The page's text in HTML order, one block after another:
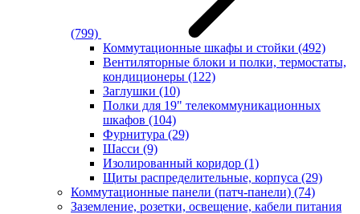
(799)
Коммутационные шкафы и стойки (492)
Вентиляторные блоки и полки, термостаты,
кондиционеры (122)
Заглушки (10)
Полки для 19" телекоммуникационных
шкафов (104)
Фурнитура (29)
Шасси (9)
Изолированный коридор (1)
Щиты распределительные, корпуса (29)
Коммутационные панели (патч-панели) (74)
Заземление, розетки, освещение, кабели питания